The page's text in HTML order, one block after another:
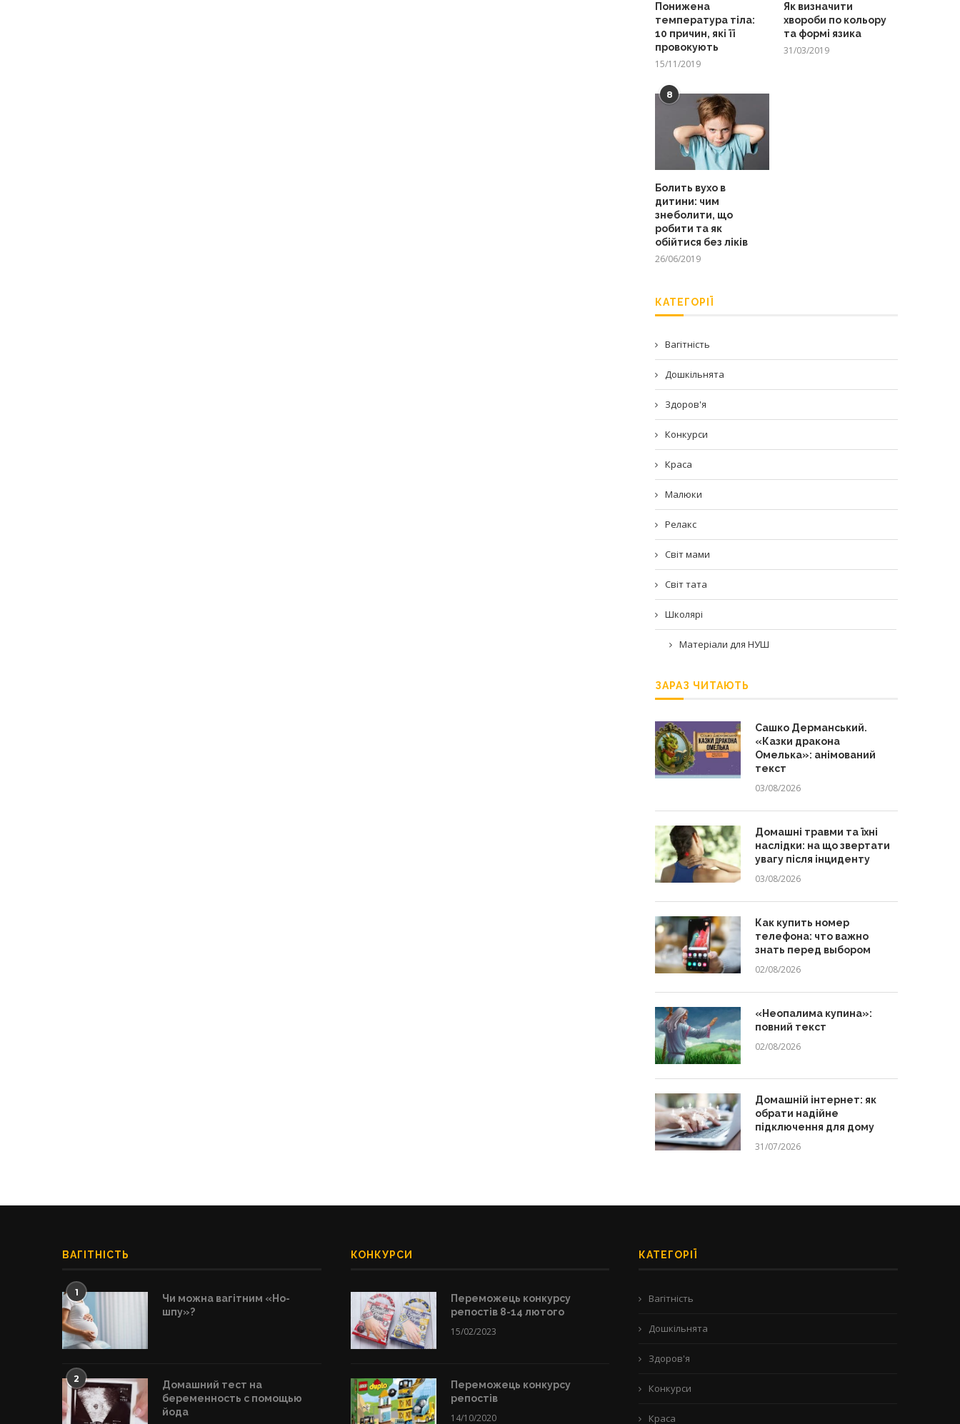
Понижена
температура тіла:
10 причин, які її
провокують
15/11/2019
Як визначити
хвороби по кольору
та формі язика
31/03/2019
8
Болить вухо в
дитини: чим
знеболити, що
робити та як
обійтися без ліків
26/06/2019
КАТЕГОРІЇ
Вагітність
Дошкільнята
Здоров'я
Конкурси
Краса
Малюки
Релакс
Світ мами
Світ тата
Школярі
Матеріали для НУШ
ЗАРАЗ ЧИТАЮТЬ
Сашко Дерманський.
«Казки дракона
Омелька»: анімований
текст
03/08/2026
Домашні травми та їхні
наслідки: на що звертати
увагу після інциденту
03/08/2026
Как купить номер
телефона: что важно
знать перед выбором
02/08/2026
«Неопалима купина»:
повний текст
02/08/2026
Домашній інтернет: як
обрати надійне
підключення для дому
31/07/2026
ВАГІТНІСТЬ
1
Чи можна вагітним «Но-
шпу»?
2
Домашний тест на
беременность с помощью
йода
КОНКУРСИ
Переможець конкурсу
репостів 8-14 лютого
15/02/2023
Переможець конкурсу
репостів
14/10/2020
КАТЕГОРІЇ
Вагітність
Дошкільнята
Здоров'я
Конкурси
Краса